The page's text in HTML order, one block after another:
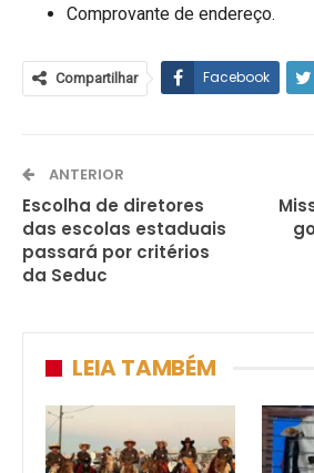
Comprovante de endereço.
Compartilhar Facebook
ANTERIOR
Escolha de diretores
das escolas estaduais
passará por critérios
da Seduc
LEIA TAMBÉM